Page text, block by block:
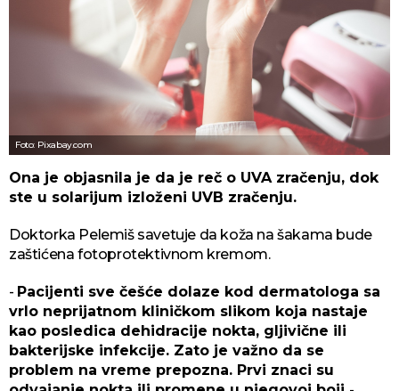
Foto: Pixabay.com
Ona je objasnila je da je reč o UVA zračenju, dok
ste u solarijum izloženi UVB zračenju.
Doktorka Pelemiš savetuje da koža na šakama bude
zaštićena fotoprotektivnom kremom.
- Pacijenti sve češće dolaze kod dermatologa sa
vrlo neprijatnom kliničkom slikom koja nastaje
kao posledica dehidracije nokta, gljivične ili
bakterijske infekcije. Zato je važno da se
problem na vreme prepozna. Prvi znaci su